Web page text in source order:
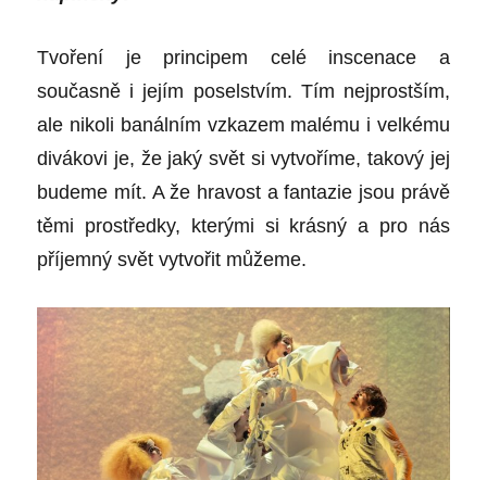
Tvoření je principem celé inscenace a
současně i jejím poselstvím. Tím nejprostším,
ale nikoli banálním vzkazem malému i velkému
divákovi je, že jaký svět si vytvoříme, takový jej
budeme mít. A že hravost a fantazie jsou právě
těmi prostředky, kterými si krásný a pro nás
příjemný svět vytvořit můžeme.